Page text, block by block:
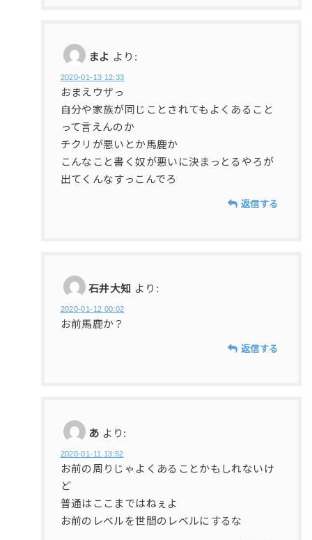
まよ より:
2020-01-13 12:33
おまえウザっ
自分や家族が同じことされてもよくあること
って言えんのか
チクリが悪いとか馬鹿か
こんなこと書く奴が悪いに決まっとるやろが
出てくんなすっこんでろ
返信する
石井大知 より:
2020-01-12 00:02
お前馬鹿か？
返信する
あ より:
2020-01-11 13:52
お前の周りじゃよくあることかもしれないけ
ど
普通はここまではねぇよ
お前のレベルを世間のレベルにするな